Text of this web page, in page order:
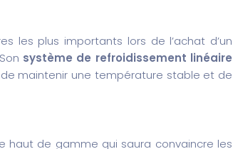
les plus importants lors de l’achat d’un
système de refroidissement linéaire
maintenir une température stable et de
haut de gamme qui saura convaincre les